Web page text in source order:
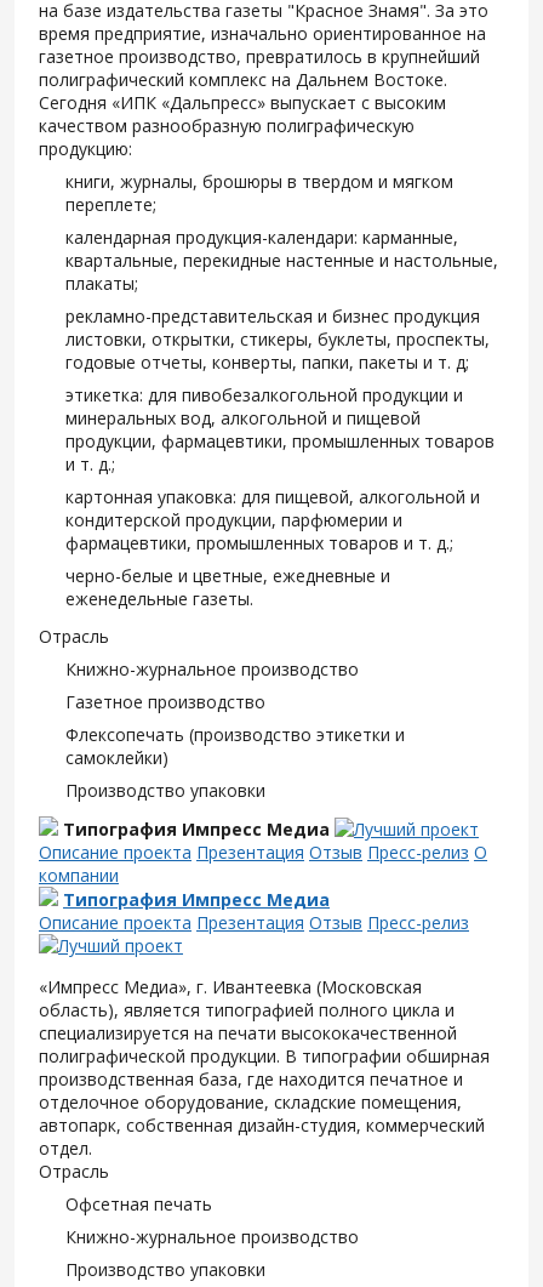
на базе издательства газеты "Красное Знамя". За это
время предприятие, изначально ориентированное на
газетное производство, превратилось в крупнейший
полиграфический комплекс на Дальнем Востоке.
Сегодня «ИПК «Дальпресс» выпускает с высоким
качеством разнообразную полиграфическую
продукцию:
книги, журналы, брошюры в твердом и мягком
переплете;
календарная продукция-календари: карманные,
квартальные, перекидные настенные и настольные,
плакаты;
рекламно-представительская и бизнес продукция
листовки, открытки, стикеры, буклеты, проспекты,
годовые отчеты, конверты, папки, пакеты и т. д;
этикетка: для пивобезалкогольной продукции и
минеральных вод, алкогольной и пищевой
продукции, фармацевтики, промышленных товаров
и т. д.;
картонная упаковка: для пищевой, алкогольной и
кондитерской продукции, парфюмерии и
фармацевтики, промышленных товаров и т. д.;
черно-белые и цветные, ежедневные и
еженедельные газеты.
Отрасль
Книжно-журнальное производство
Газетное производство
Флексопечать (производство этикетки и
самоклейки)
Производство упаковки
Типография Импресс Медиа
Описание проекта Презентация Отзыв Пресс-релиз О
компании
Типография Импресс Медиа
Описание проекта Презентация Отзыв Пресс-релиз
«Импресс Медиа», г. Ивантеевка (Московская
область), является типографией полного цикла и
специализируется на печати высококачественной
полиграфической продукции. В типографии обширная
производственная база, где находится печатное и
отделочное оборудование, складские помещения,
автопарк, собственная дизайн-студия, коммерческий
отдел.
Отрасль
Офсетная печать
Книжно-журнальное производство
Производство упаковки